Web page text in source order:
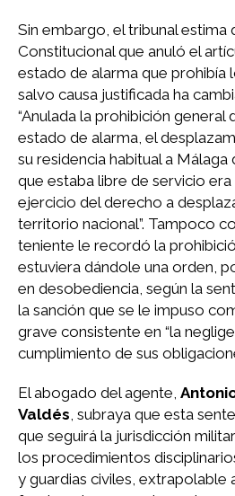
Sin embargo, el tribunal estima
Constitucional que anuló el
estado de alarma que prohibía
salvo causa justificada ha
“Anulada la prohibición general
estado de alarma, el
su residencia habitual a
que estaba libre de servicio
ejercicio del derecho a
territorio nacional”. Tampoco
teniente le recordó la
estuviera dándole una orden,
en desobediencia, según la
la sanción que se le impuso
grave consistente en “la
cumplimiento de sus
El abogado del agente,
Valdés , subraya que esta
que seguirá la jurisdicción
los procedimientos
y guardias civiles, extrapolable